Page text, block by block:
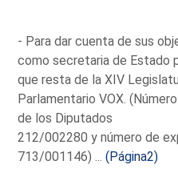
- Para dar cuenta de sus
como secretaria de Estado
que resta de la XIV
Parlamentario VOX.
de los Diputados
212/002280 y número de
713/001146) ...(Página2)